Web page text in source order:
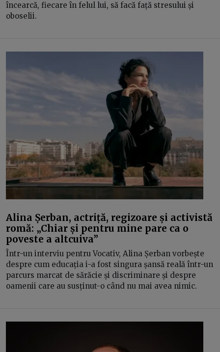
încearcă, fiecare în felul lui, să facă față stresului și
oboselii.
Alina Șerban, actriță, regizoare și activistă
romă: „Chiar și pentru mine pare ca o
poveste a altcuiva”
Într-un interviu pentru Vocativ, Alina Șerban vorbește
despre cum educația i-a fost singura șansă reală într-un
parcurs marcat de sărăcie și discriminare și despre
oamenii care au susținut-o când nu mai avea nimic.